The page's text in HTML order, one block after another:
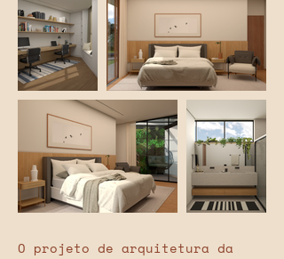
O projeto de arquitetura da